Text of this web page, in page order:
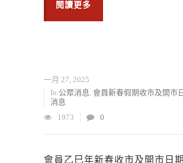
閱讀更多
一月 27, 2025
In 公眾消息, 會員新春假期收市及開市
消息
1973
0
會員乙巳年新春收市及開市日